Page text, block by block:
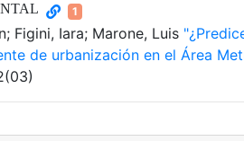
1
Figini, Iara; Marone, Luis
de urbanización en el Área